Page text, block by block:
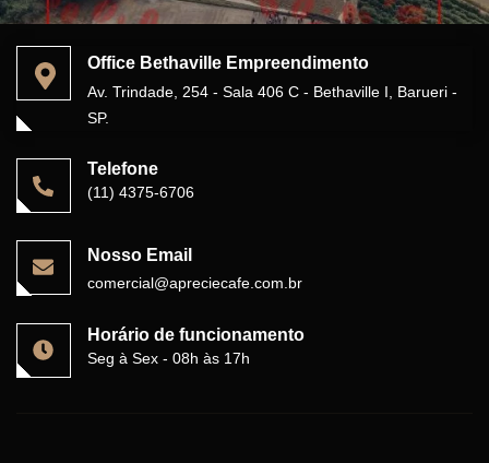
Office Bethaville Empreendimento
Av. Trindade, 254 - Sala 406 C - Bethaville I, Barueri -
SP.
Telefone
(11) 4375-6706
Nosso Email
comercial@apreciecafe.com.br
Horário de funcionamento
Seg à Sex - 08h às 17h